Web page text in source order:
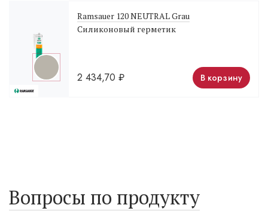
Ramsauer 120 NEUTRAL Grau
Силиконовый герметик
2 434,70 ₽ В корзину
Вопросы по продукту